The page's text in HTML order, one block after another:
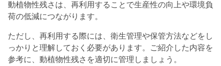
動植物性残さは、再利用することで生産性の向上や環境負
荷の低減につながります。
ただし、再利用する際には、衛生管理や保管方法などをし
っかりと理解しておく必要があります。 ご紹介した内容を
参考に、動植物性残さを適切に管理しましょう。